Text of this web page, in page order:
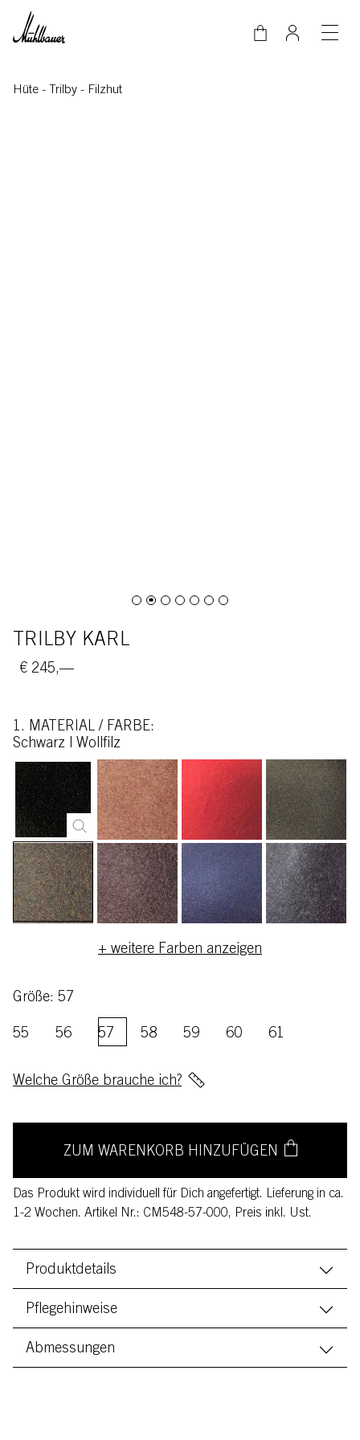
Direkt zum Inhalt
Hüte - Trilby - Filzhut
TRILBY KARL
€ 245,—
1. MATERIAL / FARBE:
schwarz | Wollfilz
+ weitere Farben anzeigen
Größe: 57
55 56 57 58 59 60 61
Welche Größe brauche ich?
ZUM WARENKORB HINZUFÜGEN
Das Produkt wird individuell für Dich angefertigt. Lieferung in ca.
1-2 Wochen. Artikel Nr.: CM548-57-000, Preis inkl. Ust.
Produktdetails
Pflegehinweise
Abmessungen